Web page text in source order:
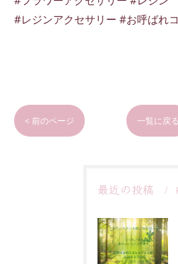
#レジンアクセサリー #お呼ばれ
< 前のページ 一覧に戻る
最近の投稿